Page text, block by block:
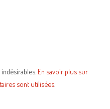
En savoir plus sur
sont utilisées